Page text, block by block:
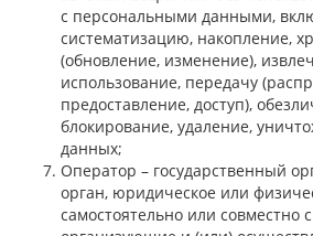
с персональными данными,
систематизацию, накопление,
(обновление, изменение),
использование, передачу
предоставление, доступ),
блокирование, удаление,
данных;
Оператор – государственный
орган, юридическое или
самостоятельно или совместно